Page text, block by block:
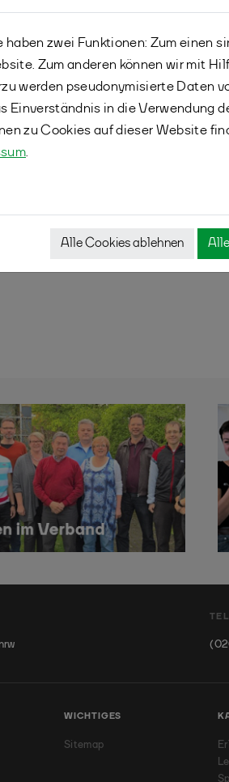
NRW umzusetzen, um für
Es ist jedoch ab
Ziff. 2 DBV-SpO, mit einem
beantragen.
mit dem Thema der
NRW und den
2026 Änderungsanträge
NRW sollen Anfang
vor der Saison 2026/27,
WICHTIGES
Sitemap
zwei Funktionen: Zum einen
Zum anderen können wir mit
werden pseudonymisierte Daten
Einverständnis in die Verwendung
zu Cookies auf dieser Website
.
Alle Cookies ablehnen